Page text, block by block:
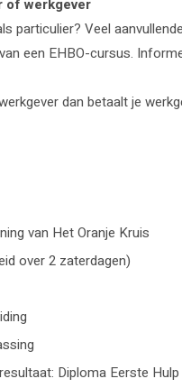
of werkgever
particulier? Veel
een EHBO-cursus.
dan betaalt je
van Het Oranje Kruis
over 2 zaterdagen)
Diploma Eerste